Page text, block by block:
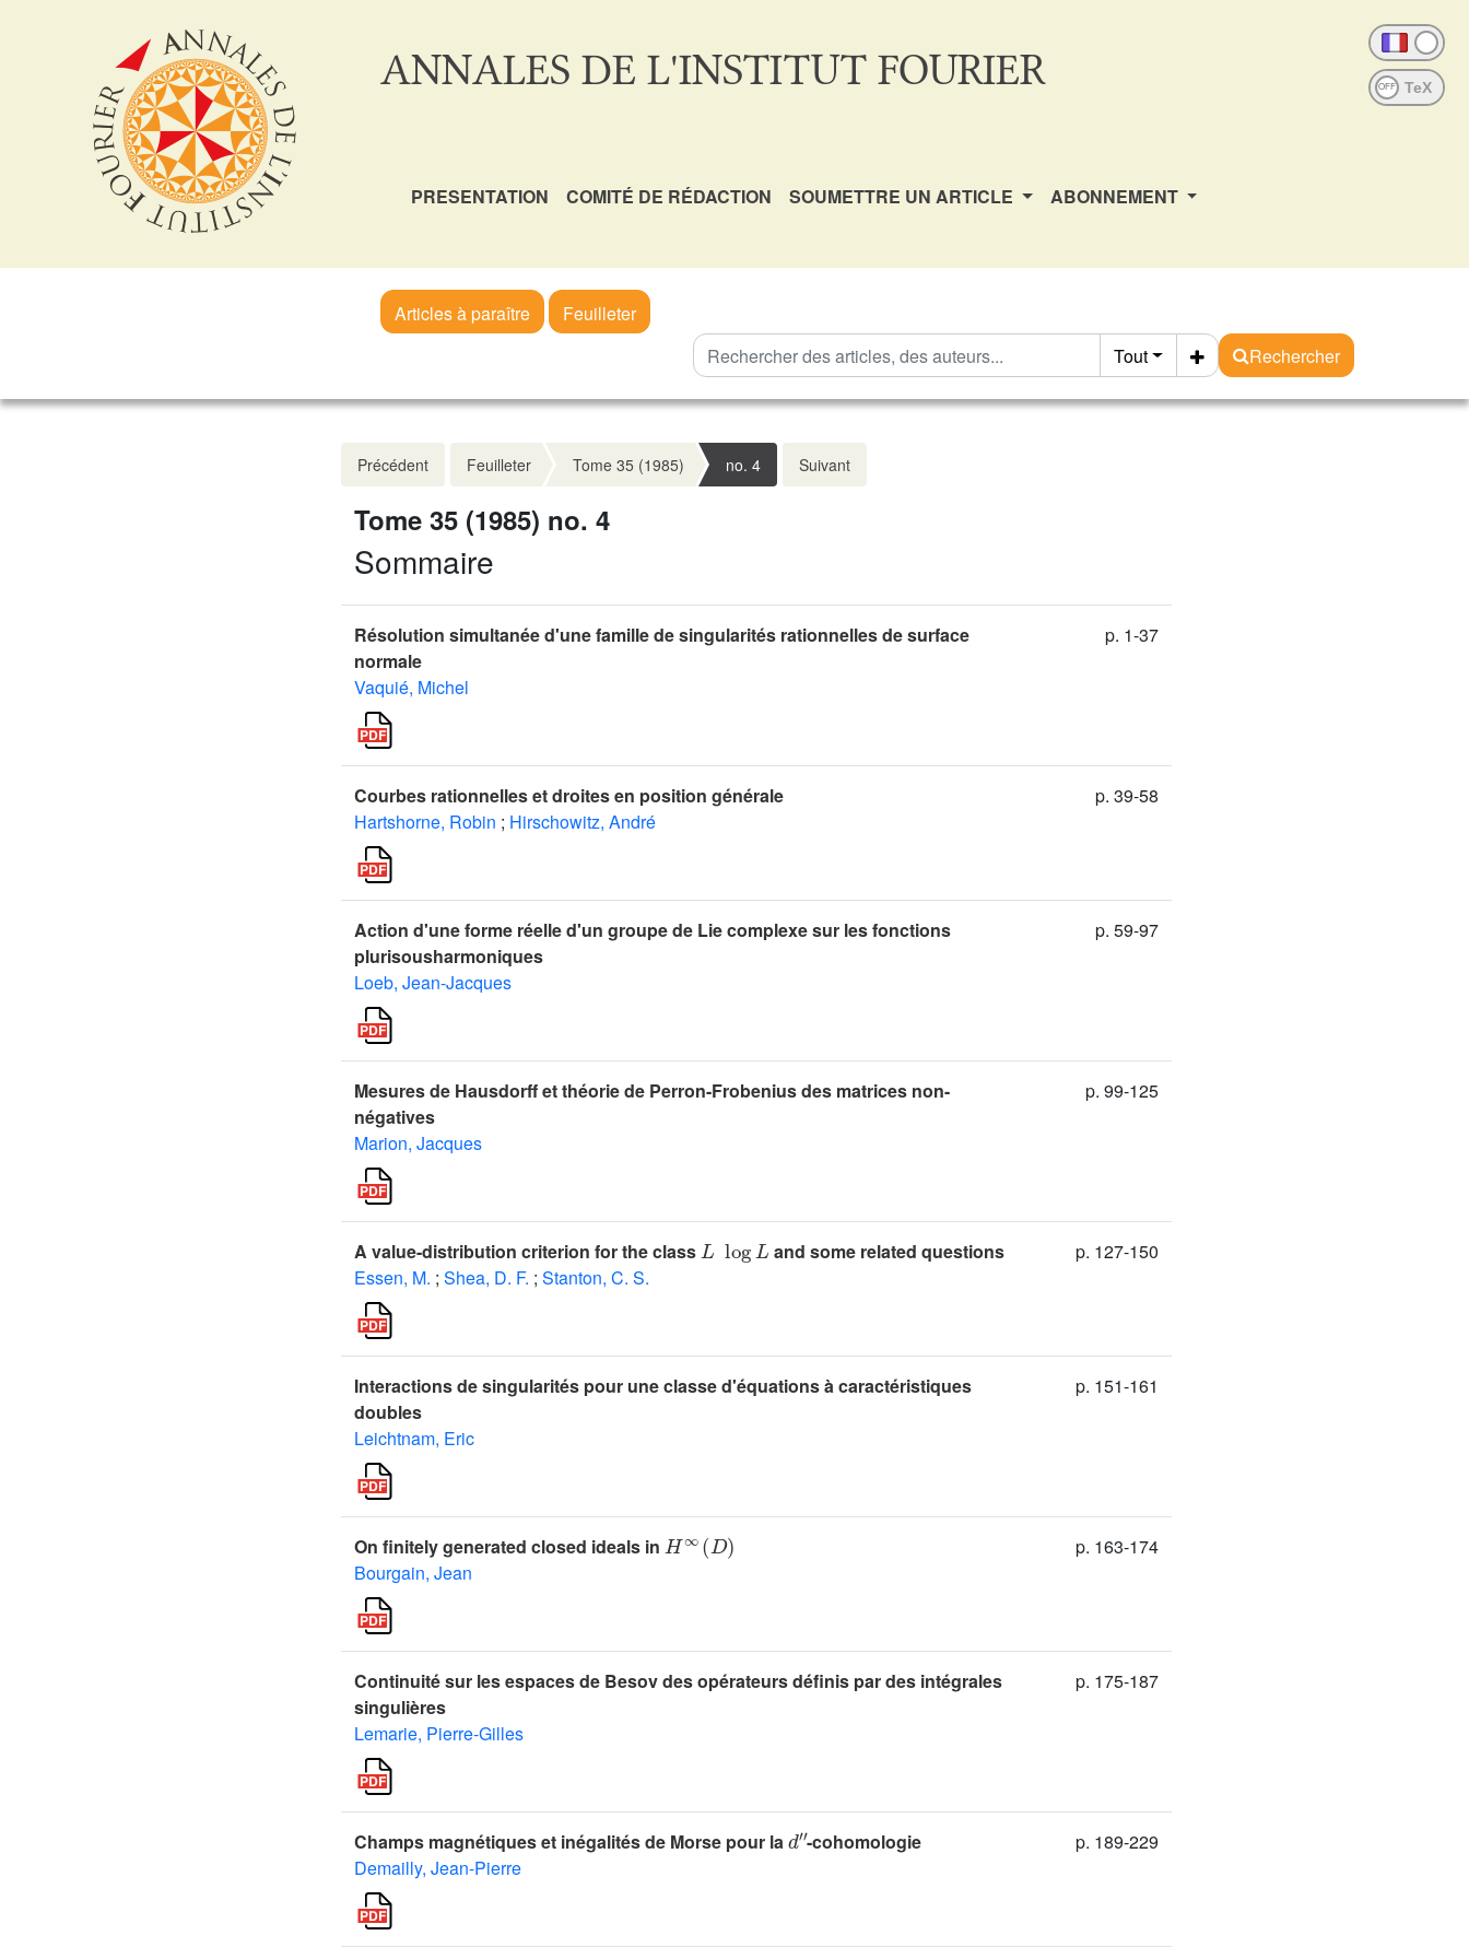
ANNALES DE L'INSTITUT FOURIER OFF
PRESENTATION COMITÉ DE RÉDACTION SOUMETTRE UN ARTICLE ABONNEMENT
Articles à paraître
Feuilleter
Tout
Rechercher
Précédent Feuilleter Tome 35 (1985) no. 4 Suivant
Tome 35 (1985) no. 4
Sommaire
Résolution simultanée d'une famille de singularités rationnelles de surface
normale
Vaquié, Michel
p. 1-37
Courbes rationnelles et droites en position générale
Hartshorne, Robin ; Hirschowitz, André
p. 39-58
Action d'une forme réelle d'un groupe de Lie complexe sur les fonctions
plurisousharmoniques
Loeb, Jean-Jacques
p. 59-97
Mesures de Hausdorff et théorie de Perron-Frobenius des matrices non-
négatives
Marion, Jacques
p. 99-125
A value-distribution criterion for the class
and some related questions
Essen, M. ; Shea, D. F. ; Stanton, C. S.
p. 127-150
Interactions de singularités pour une classe d'équations à caractéristiques
doubles
Leichtnam, Eric
p. 151-161
On finitely generated closed ideals in
D
Bourgain, Jean
p. 163-174
Continuité sur les espaces de Besov des opérateurs définis par des intégrales
singulières
Lemarie, Pierre-Gilles
p. 175-187
Champs magnétiques et inégalités de Morse pour la
d''
-cohomologie
Demailly, Jean-Pierre
p. 189-229